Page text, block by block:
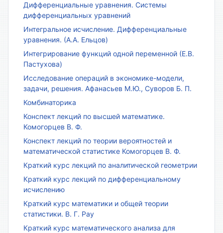
Дифференциальные уравнения. Системы
дифференциальных уравнений
Интегральное исчисление. Дифференциальные
уравнения. (А.А. Ельцов)
Интегрирование функций одной переменной (Е.В.
Пастухова)
Исследование операций в экономике-модели,
задачи, решения. Афанасьев М.Ю., Суворов Б. П.
Комбинаторика
Конспект лекций по высшей математике.
Комогорцев В. Ф.
Конспект лекций по теории вероятностей и
математической статистике Комогорцев В. Ф.
Краткий курс лекций по аналитической геометрии
Краткий курс лекций по дифференциальному
исчислению
Краткий курс математики и общей теории
статистики. В. Г. Рау
Краткий курс математического анализа для